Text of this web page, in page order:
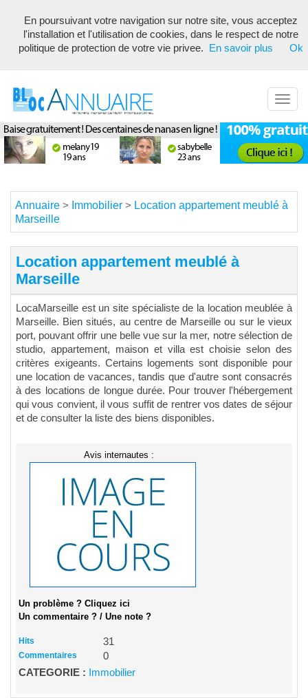
Annuaire référencement pour les webmasters, optimisé seo avec
description unique de votre fiche pour proposer du contenu pertinent
pour les moteurs de recherche ! Optimiser vos fiches
Annuaire > Immobilier > Location appartement meublé à
Marseille
Location appartement meublé à
Marseille
LocaMarseille est un site spécialiste de la location meublée à
Marseille. Bien situés, au centre de Marseille ou sur le vieux
port, pouvant offrir une belle vue sur la mer, notre sélection de
studio, appartement, maison et villa est choisie selon des
critères exigeants. Certains logements sont disponible pour
une location de vacances, tandis que d'autre sont consacrés
à des locations de longue durée. Pour trouver l'hébergement
qui vous convient, il vous suffit de rentrer vos dates de séjour
et de consulter la liste des biens disponibles.
Avis internautes :
Un problème ? Cliquez ici
Un commentaire ? / Une note ?
Hits 31
Commentaires
0
CATEGORIE :
Immobilier
En poursuivant votre navigation sur notre site, vous acceptez
l'installation et l'utilisation de cookies, dans le respect de notre
politique de protection de votre vie privee.
En savoir plus Ok